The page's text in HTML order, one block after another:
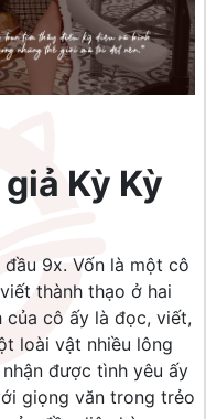
Kỳ Kỳ
9x. Vốn là một cô
thành thạo ở hai
của cô ấy là đọc, viết,
loài vật nhiều lông
được tình yêu ấy
giọng văn trong trẻo